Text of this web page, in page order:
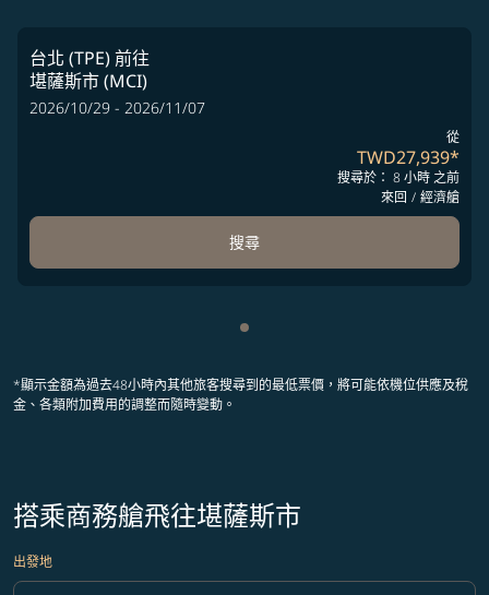
台北 (TPE)前往
堪薩斯市 (MCI)
2026/10/29 - 2026/11/07
從
TWD27,939*
搜尋於： 8 小時 之前
來回 / 經濟艙
搜尋
顯示 cmp-pagination-
*顯示金額為過去48小時內其他旅客搜尋到的最低票價，將可能依機位供應及稅
金、各類附加費用的調整而隨時變動。
搭乘商務艙飛往堪薩斯市
出發地